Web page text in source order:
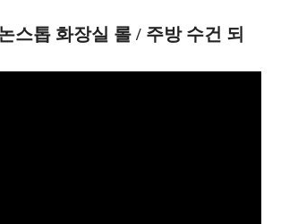
스톱 화장실 롤 / 주방 수건 되